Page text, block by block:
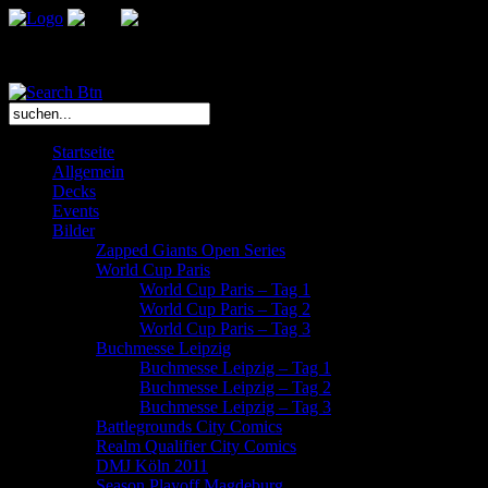
Startseite
Allgemein
Decks
Events
Bilder
Zapped Giants Open Series
World Cup Paris
World Cup Paris – Tag 1
World Cup Paris – Tag 2
World Cup Paris – Tag 3
Buchmesse Leipzig
Buchmesse Leipzig – Tag 1
Buchmesse Leipzig – Tag 2
Buchmesse Leipzig – Tag 3
Battlegrounds City Comics
Realm Qualifier City Comics
DMJ Köln 2011